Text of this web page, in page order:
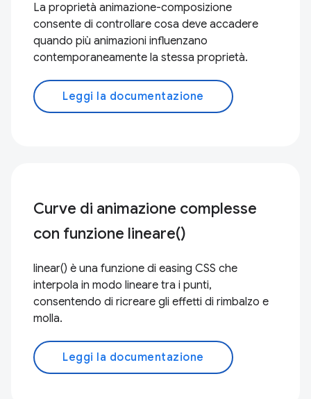
La proprietà animazione-composizione
consente di controllare cosa deve accadere
quando più animazioni influenzano
contemporaneamente la stessa proprietà.
Leggi la documentazione
Curve di animazione complesse
con funzione lineare()
linear() è una funzione di easing CSS che
interpola in modo lineare tra i punti,
consentendo di ricreare gli effetti di rimbalzo e
molla.
Leggi la documentazione